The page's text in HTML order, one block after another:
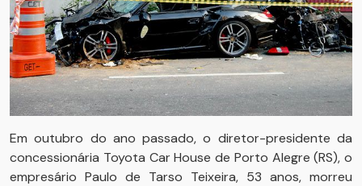
Em outubro do ano passado, o diretor-presidente da
concessionária Toyota Car House de Porto Alegre (RS), o
empresário Paulo de Tarso Teixeira, 53 anos, morreu